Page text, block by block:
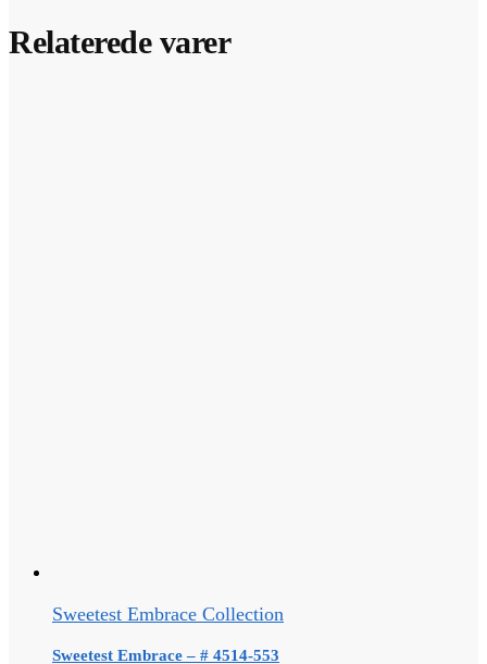
Relaterede varer
Sweetest Embrace Collection
Sweetest Embrace – # 4514-553